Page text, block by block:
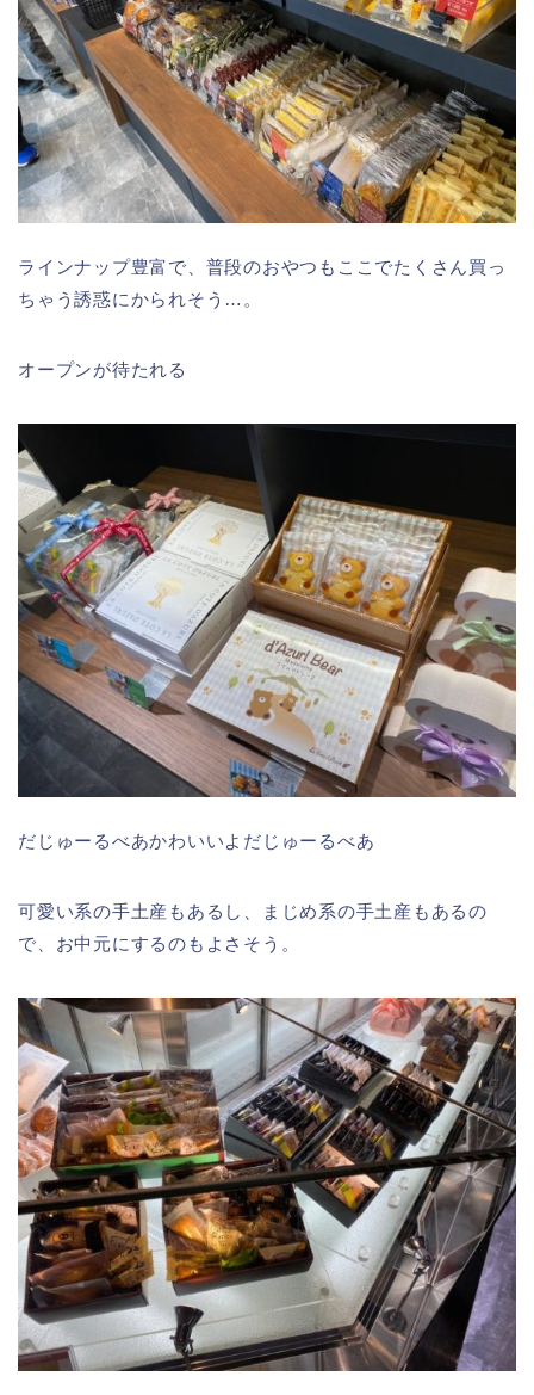
ラインナップ豊富で、普段のおやつもここでたくさん買っ
ちゃう誘惑にかられそう…。
オープンが待たれる
だじゅーるべあかわいいよだじゅーるべあ
可愛い系の手土産もあるし、まじめ系の手土産もあるの
で、お中元にするのもよさそう。